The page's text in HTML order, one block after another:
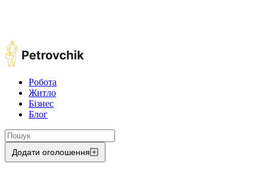
Робота
Житло
Бізнес
Блог
Додати оголошення